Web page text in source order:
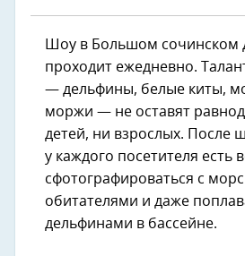
Шоу в Большом сочинском
проходит ежедневно.
— дельфины, белые киты,
моржи — не оставят
детей, ни взрослых. После
у каждого посетителя есть
сфотографироваться с
обитателями и даже
дельфинами в бассейне.